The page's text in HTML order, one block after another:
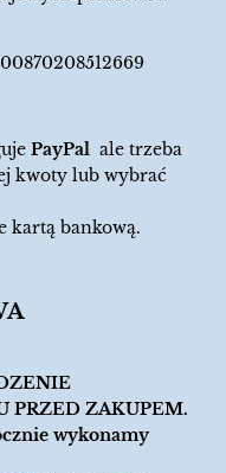
PayPal ale trzeba
kwoty lub wybrać
kartą bankową.
PRZED ZAKUPEM.
wykonamy